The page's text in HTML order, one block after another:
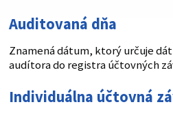
Auditovaná dňa
Znamená dátum, ktorý určuje
audítora do registra účtovných
Individuálna účtovná